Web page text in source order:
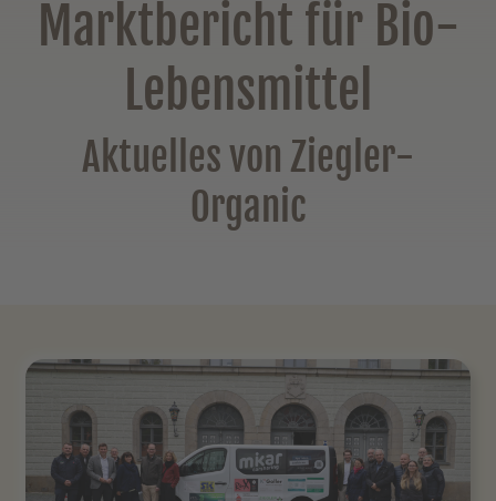
Marktbericht für Bio-
Lebensmittel
Aktuelles von Ziegler-
Organic